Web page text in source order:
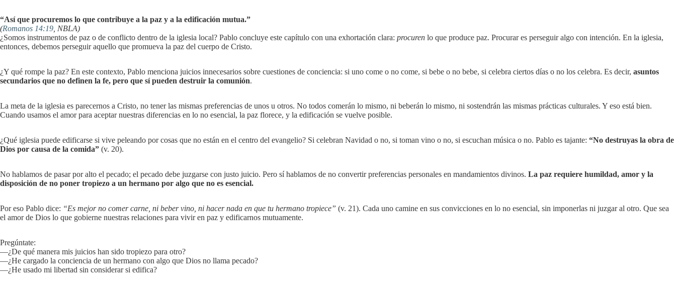
“Así que procuremos lo que contribuye a la paz y a la edificación mutua.”
(Romanos 14:19 , NBLA)
¿Somos instrumentos de paz o de conflicto dentro de la iglesia local? Pablo concluye este capítulo con una exhortación clara: procuren lo que produce paz. Procurar es perseguir algo con intención. En la iglesia,
entonces, debemos perseguir aquello que promueva la paz del cuerpo de Cristo.
¿Y qué rompe la paz? En este contexto, Pablo menciona juicios innecesarios sobre cuestiones de conciencia: si uno come o no come, si bebe o no bebe, si celebra ciertos días o no los celebra. Es decir, asuntos
secundarios que no definen la fe, pero que sí pueden destruir la comunión.
La meta de la iglesia es parecernos a Cristo, no tener las mismas preferencias de unos u otros. No todos comerán lo mismo, ni beberán lo mismo, ni sostendrán las mismas prácticas culturales. Y eso está bien.
Cuando usamos el amor para aceptar nuestras diferencias en lo no esencial, la paz florece, y la edificación se vuelve posible.
¿Qué iglesia puede edificarse si vive peleando por cosas que no están en el centro del evangelio? Si celebran Navidad o no, si toman vino o no, si escuchan música o no. Pablo es tajante: “No destruyas la obra de
Dios por causa de la comida” (v. 20).
No hablamos de pasar por alto el pecado; el pecado debe juzgarse con justo juicio. Pero sí hablamos de no convertir preferencias personales en mandamientos divinos. La paz requiere humildad, amor y la
disposición de no poner tropiezo a un hermano por algo que no es esencial.
Por eso Pablo dice: “Es mejor no comer carne, ni beber vino, ni hacer nada en que tu hermano tropiece” (v. 21). Cada uno camine en sus convicciones en lo no esencial, sin imponerlas ni juzgar al otro. Que sea
el amor de Dios lo que gobierne nuestras relaciones para vivir en paz y edificarnos mutuamente.
Pregúntate:
—¿De qué manera mis juicios han sido tropiezo para otro?
—¿He cargado la conciencia de un hermano con algo que Dios no llama pecado?
—¿He usado mi libertad sin considerar si edifica?